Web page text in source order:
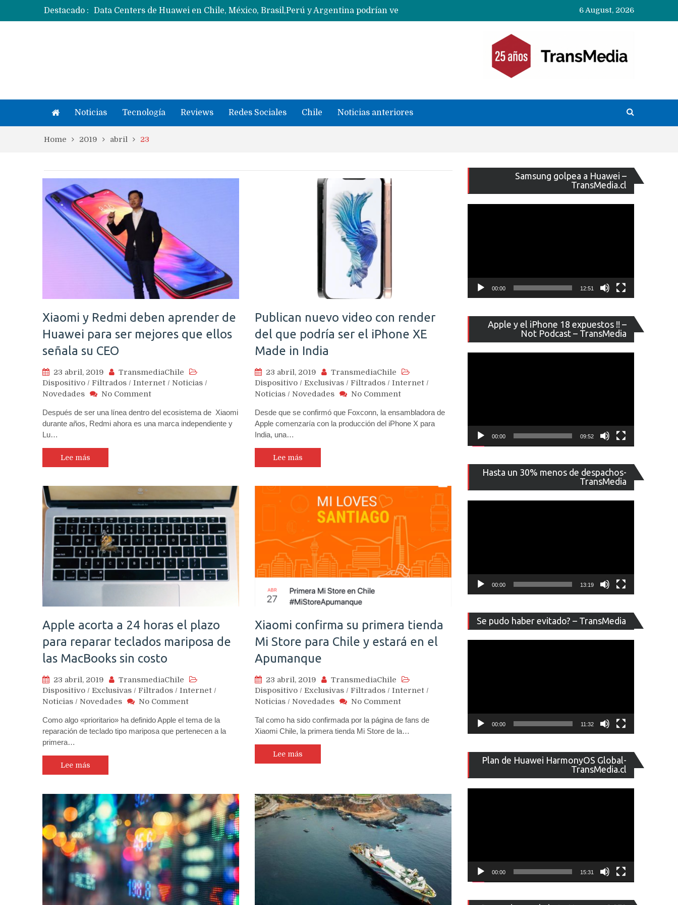
Destacado :
Ahora Honor copia diseño de los anillos traseros con pantalla del fabricante Oppo
6 August, 2026
Noticias Tecnología Reviews Redes Sociales Chile Noticias anteriores
Home 2019 abril 23
Xiaomi y Redmi deben aprender de
Huawei para ser mejores que ellos
señala su CEO
23 abril, 2019
TransmediaChile
Dispositivo / Filtrados / Internet / Noticias /
Novedades
No Commenton
y
Redmi
ser
mejores
que
ellos
señala
su
CEO
Después de ser una línea dentro del ecosistema de Xiaomi
durante años, Redmi ahora es una marca independiente y
Lu…
Lee más
Publican nuevo video con render
del que podría ser el iPhone XE
Made in India
23 abril, 2019
TransmediaChile
Dispositivo / Exclusivas / Filtrados / Internet /
Noticias / Novedades No Commenton
nuevo
video
ser
XE
Made
in
India
Desde que se confirmó que Foxconn, la ensambladora de
Apple comenzaría con la producción del iPhone X para
India, una…
Lee más
Apple acorta a 24 horas el plazo
para reparar teclados mariposa de
las MacBooks sin costo
23 abril, 2019
TransmediaChile
Dispositivo / Exclusivas / Filtrados / Internet /
Noticias / Novedades No Commenton
acorta
a
reparar
teclados
mariposa
de
las
MacBooks
sin
costo
Como algo «prioritario» ha definido Apple el tema de la
reparación de teclado tipo mariposa que pertenecen a la
primera…
Lee más
Xiaomi confirma su primera tienda
Mi Store para Chile y estará en el
Apumanque
23 abril, 2019
TransmediaChile
Dispositivo / Exclusivas / Filtrados / Internet /
Noticias / Novedades No Commenton
confirma
su
Chile
y
estará
en
Apumanque
Tal como ha sido confirmada por la página de fans de
Xiaomi Chile, la primera tienda Mi Store de la…
Lee más
Samsung golpea a Huawei –
TransMedia.cl
de
vídeo
00:00 12:51
Apple y el iPhone 18 expuestos !! –
Not Podcast – TransMedia
de
vídeo
00:00 09:52
Hasta un 30% menos de despachos-
TransMedia
de
vídeo
00:00 13:19
Se pudo haber evitado? – TransMedia
de
vídeo
00:00 11:32
Plan de Huawei HarmonyOS Global-
TransMedia.cl
de
vídeo
00:00 15:31